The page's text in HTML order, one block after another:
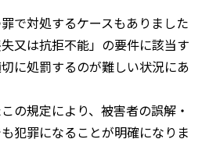
で対処するケースもありました
又は抗拒不能」の要件に該当す
に処罰するのが難しい状況にあ
の規定により、被害者の誤解・
犯罪になることが明確になりま